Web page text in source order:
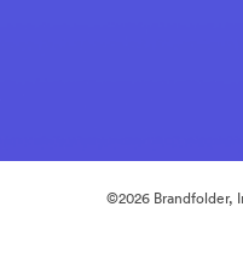
©2026 Brandfolder,